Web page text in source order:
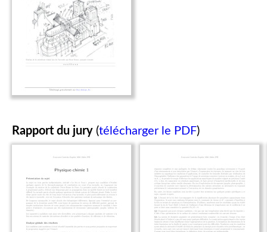
Rapport du jury (télécharger le PDF)